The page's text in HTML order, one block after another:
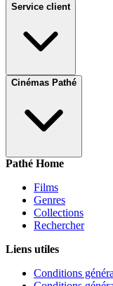
Service client
Cinémas Pathé
Pathé Home
Films
Genres
Collections
Rechercher
Liens utiles
Conditions